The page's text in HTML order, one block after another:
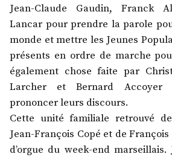
Jean-Claude Gaudin, Franck
Lancar pour prendre la parole
monde et mettre les Jeunes
présents en ordre de marche
également chose faite par
Larcher et Bernard Accoyer
prononcer leurs discours.
Cette unité familiale retrouvé
Jean-François Copé et de
d’orgue du week-end